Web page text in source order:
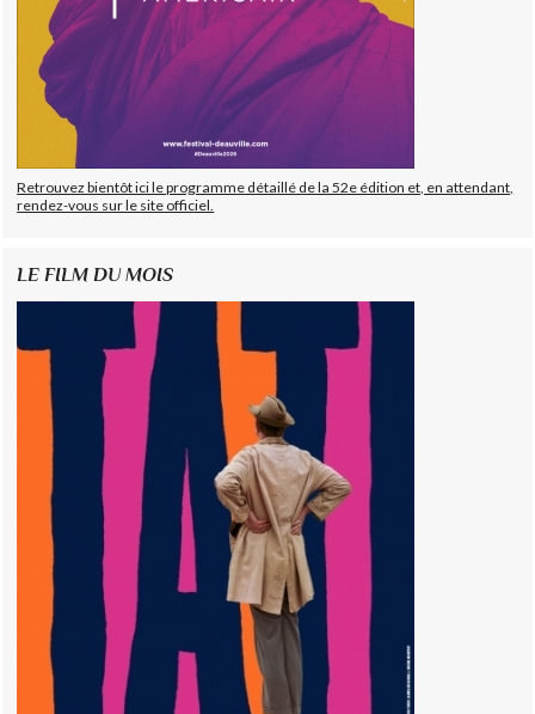
Retrouvez bientôt ici le programme détaillé de la 52e édition et, en attendant,
rendez-vous sur le site officiel.
LE FILM DU MOIS